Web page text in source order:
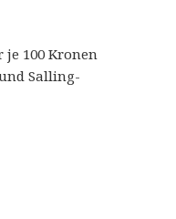
je 100 Kronen
Salling-